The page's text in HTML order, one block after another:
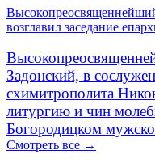
возглавил заседание
Задонский, в
схимитрополита
литургию и чин
Богородицком
Смотреть все →